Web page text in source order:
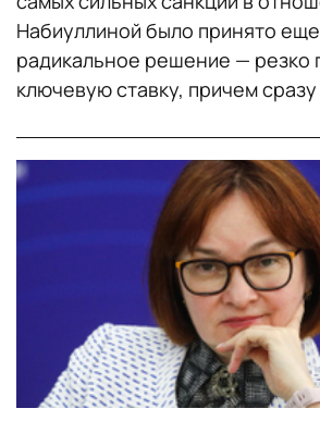
Набиуллиной было принято
радикальное решение — резко
ключевую ставку, причем